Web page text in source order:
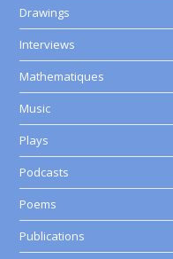
Drawings
Interviews
Mathematiques
Music
Plays
Podcasts
Poems
Publications